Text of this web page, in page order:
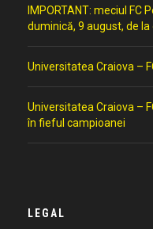
IMPORTANT: meciul FC
duminică, 9 august, de la
Universitatea Craiova –
Universitatea Craiova –
în fieful campioanei
LEGAL